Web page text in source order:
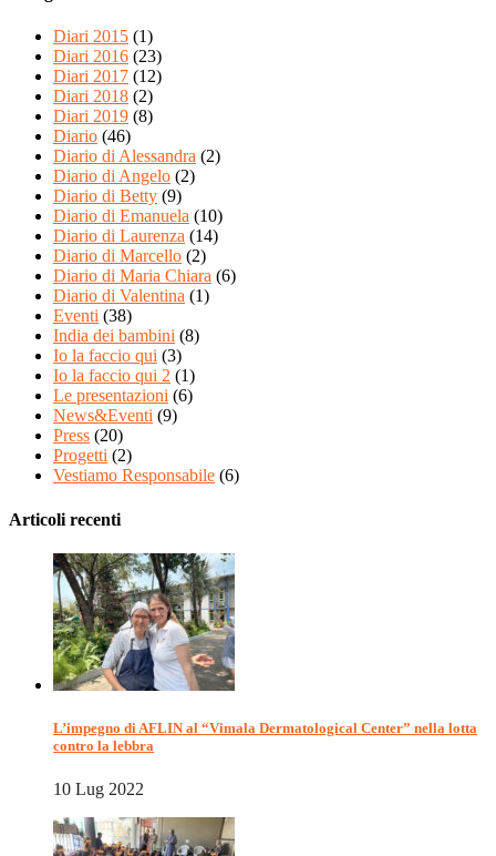
Diari 2015 (1)
Diari 2016 (23)
Diari 2017 (12)
Diari 2018 (2)
Diari 2019 (8)
Diario (46)
Diario di Alessandra (2)
Diario di Angelo (2)
Diario di Betty (9)
Diario di Emanuela (10)
Diario di Laurenza (14)
Diario di Marcello (2)
Diario di Maria Chiara (6)
Diario di Valentina (1)
Eventi (38)
India dei bambini (8)
Io la faccio qui (3)
Io la faccio qui 2 (1)
Le presentazioni (6)
News&Eventi (9)
Press (20)
Progetti (2)
Vestiamo Responsabile (6)
Articoli recenti
L’impegno di AFLIN al “Vimala Dermatological Center” nella lotta
contro la lebbra
10 Lug 2022